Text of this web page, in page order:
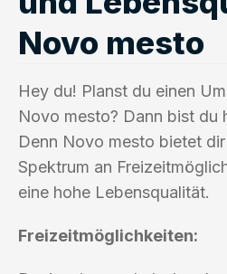
Novo mesto
Hey du! Planst du einen
Novo mesto? Dann bist du
Denn Novo mesto bietet
Spektrum an
eine hohe Lebensqualität.
Freizeitmöglichkeiten: